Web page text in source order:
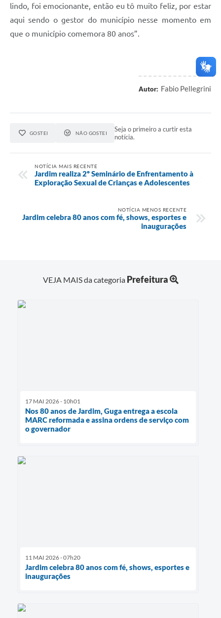
lindo, foi emocionante, então eu tô muito feliz, por estar
aqui sendo o gestor do município nesse momento em
que o município comemora 80 anos”.
Autor: Fabio Pellegrini
GOSTEI NÃO GOSTEI
Seja o primeiro a curtir esta
notícia.
NOTÍCIA MAIS RECENTE
Jardim realiza 2º Seminário de Enfrentamento à
Exploração Sexual de Crianças e Adolescentes
NOTÍCIA MENOS RECENTE
Jardim celebra 80 anos com fé, shows, esportes e
inaugurações
VEJA MAIS da categoria Prefeitura
17 MAI 2026 - 10h01
Nos 80 anos de Jardim, Guga entrega a escola
MARC reformada e assina ordens de serviço com
o governador
11 MAI 2026 - 07h20
Jardim celebra 80 anos com fé, shows, esportes e
inaugurações